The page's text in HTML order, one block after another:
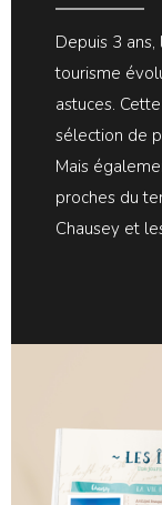
Depuis 3
tourisme
astuces.
sélection de
Mais
proches du
Chausey et